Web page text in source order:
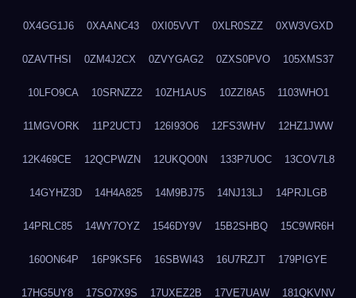
0X4GG1J6 0XAANC43 0XI05VVT 0XLR0SZZ 0XW3VGXD
0ZAVTHSI 0ZM4J2CX 0ZVYGAG2 0ZXS0PVO 105XMS37
10LFO9CA 10SRNZZ2 10ZH1AUS 10ZZI8A5 1103WHO1
11MGVORK 11P2UCTJ 126I93O6 12FS3WHV 12HZ1JWW
12K469CE 12QCPWZN 12UKQO0N 133P7UOC 13COV7L8
14GYHZ3D 14H4A825 14M9BJ75 14NJ13LJ 14PRJLGB
14PRLC85 14WY7OYZ 1546DY9V 15B2SHBQ 15C9WR6H
160ON64P 16P9KSF6 16SBWI43 16U7RZJT 179PIGYE
17HG5UY8 17SO7X9S 17UXEZ2B 17VE7UAW 181QKVNV